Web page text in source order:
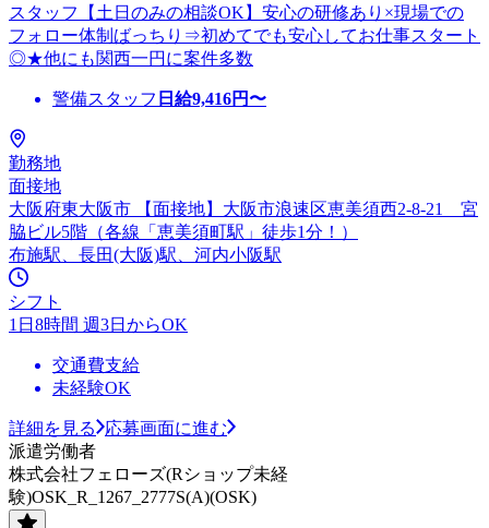
スタッフ【土日のみの相談OK】安心の研修あり×現場での
フォロー体制ばっちり⇒初めてでも安心してお仕事スタート
◎★他にも関西一円に案件多数
警備スタッフ 日給9,416円〜
勤務地
面接地
大阪府東大阪市 【面接地】大阪市浪速区恵美須西2-8-21 宮
脇ビル5階（各線「恵美須町駅」徒歩1分！）
布施駅、長田(大阪)駅、河内小阪駅
シフト
1日8時間 週3日からOK
交通費支給
未経験OK
詳細を見る
応募画面に進む
派遣労働者
株式会社フェローズ(Rショップ未経
験)OSK_R_1267_2777S(A)(OSK)